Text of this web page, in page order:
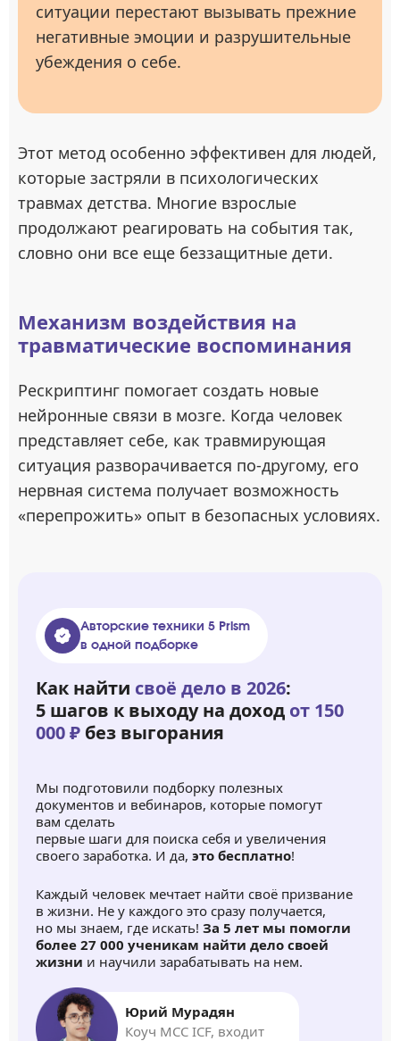
ситуации перестают вызывать прежние
негативные эмоции и разрушительные
убеждения о себе.
Этот метод особенно эффективен для людей,
которые застряли в психологических
травмах детства. Многие взрослые
продолжают реагировать на события так,
словно они все еще беззащитные дети.
Механизм воздействия на
травматические воспоминания
Рескриптинг помогает создать новые
нейронные связи в мозге. Когда человек
представляет себе, как травмирующая
ситуация разворачивается по-другому, его
нервная система получает возможность
«перепрожить» опыт в безопасных условиях.
Авторские техники 5 Prism
в одной подборке
Как найти своё дело в 2026:
5 шагов к выходу на доход от 150
000 ₽ без выгорания
Мы подготовили подборку полезных
документов и вебинаров, которые помогут
вам сделать
первые шаги для поиска себя и увеличения
своего заработка. И да, это бесплатно!
Каждый человек мечтает найти своё призвание
в жизни. Не у каждого это сразу получается,
но мы знаем, где искать! За 5 лет мы помогли
более 27 000 ученикам найти дело своей
жизни и научили зарабатывать на нем.
Юрий Мурадян
Коуч MCC ICF, входит